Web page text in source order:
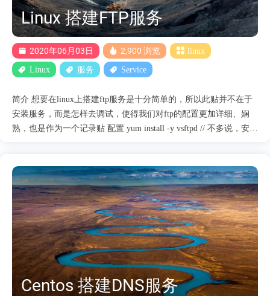
尝试执行此段代码，则会出现如下报错 main.c:4:2: error: expression
is not assignable ++(a++); ^ ~~~~~ 1 error ....
Linux 搭建FTP服务
2020年06月03日 2,900 浏览 linux
Linux 服务 Service
简介 想要在linux上搭建ftp服务是十分简单的，所以此贴并不在于
安装服务，而是怎样去调试，使得我们对ftp的配置更加详细、娴
熟，也是作为一个记录贴 配置 yum install -y vsftpd // 不多说，安装
user_list优先级高 user_list // 取决于 userlist_enable userlist_deny 配
置 vsftpd.conf // ftp 服务配置文件 vsftpd_conf_migrate.sh // 配置文
件迁移脚本 vsftpd.conf 默认配置 匿名用户使用的登录名为ftp或
anonymous，口令为空； 匿名用户不能离开匿名用户家目录； 本地
用户的登录名为本地用户名，密码为此用户的密码； 本地用户可
以在自己的家目录中进行读写操作； 本地用户可以离开家目录切
换至有权限访问的其他目录，并在权限允许的情况下进行上传/下
载 /etc/vsftpd/ftpuse....
Centos 搭建DNS服务